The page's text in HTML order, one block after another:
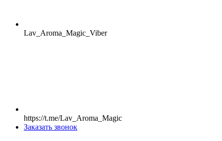
Lav_Aroma_Magic_Viber
https://t.me/Lav_Aroma_Magic
Заказать звонок